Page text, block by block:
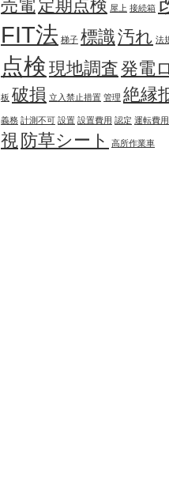
売電定期点検 屋上 接続箱
FIT法 梯子 標識汚れ 法
点検 現地調査発電
板 破損 立入禁止措置 管理 絶縁
義務 計測不可 設置 設置費用 認定 運転費用
視 防草シート 高所作業車